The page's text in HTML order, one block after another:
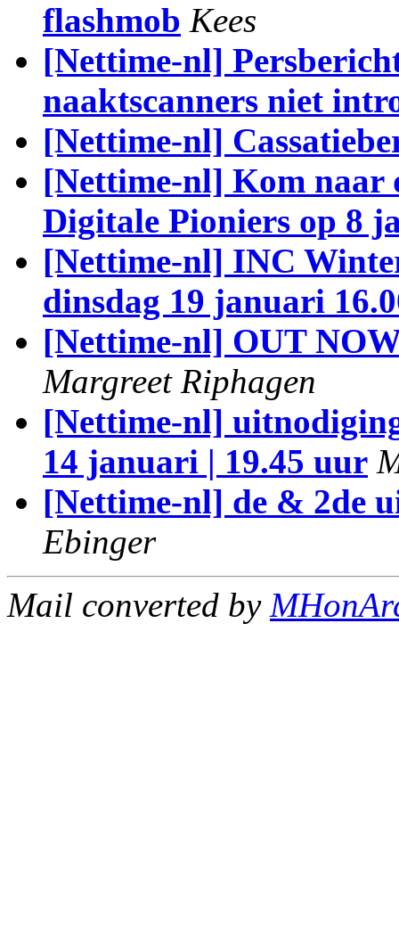
flashmob Kees
[Nettime-nl]
naaktscanners niet
[Nettime-nl]
[Nettime-nl] Kom naar
Digitale Pioniers op 8
[Nettime-nl] INC
dinsdag 19 januari
[Nettime-nl] OUT
Margreet Riphagen
[Nettime-nl]
14 januari | 19.45 uur
[Nettime-nl] de & 2de
Ebinger
Mail converted by